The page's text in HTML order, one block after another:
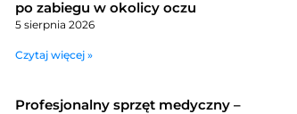
po zabiegu w okolicy oczu
5 sierpnia 2026
Czytaj więcej »
Profesjonalny sprzęt medyczny –